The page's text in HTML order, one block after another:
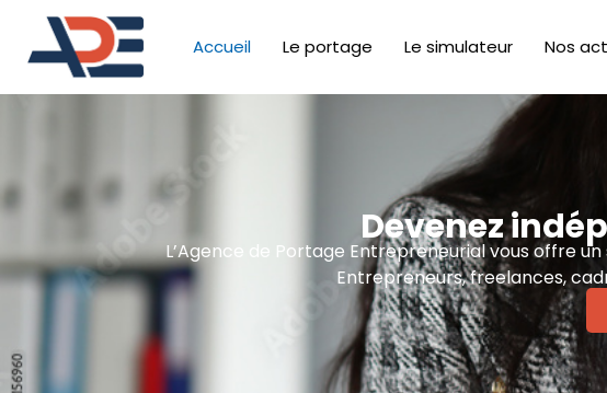
Accueil Le portage Le simulateur Nos
Devenez
L’Agence de Portage Entrepreneurial vous offre
Entrepreneurs, freelances,